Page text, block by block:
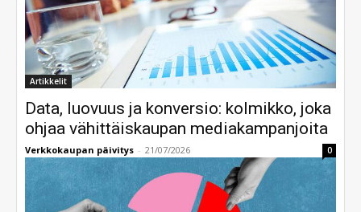
Artikkelit
Data, luovuus ja konversio: kolmikko, joka
ohjaa vähittäiskaupan mediakampanjoita
Verkkokaupan päivitys - 21/07/2026 0